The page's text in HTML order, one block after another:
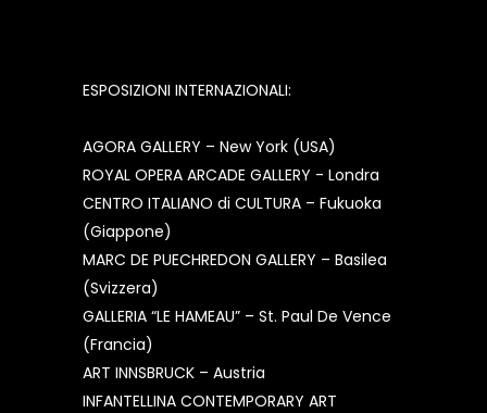
ESPOSIZIONI INTERNAZIONALI:
AGORA GALLERY – New York (USA)
ROYAL OPERA ARCADE GALLERY - Londra
CENTRO ITALIANO di CULTURA – Fukuoka
(Giappone)
MARC DE PUECHREDON GALLERY – Basilea
(Svizzera)
GALLERIA “LE HAMEAU” – St. Paul De Vence
(Francia)
ART INNSBRUCK – Austria
INFANTELLINA CONTEMPORARY ART